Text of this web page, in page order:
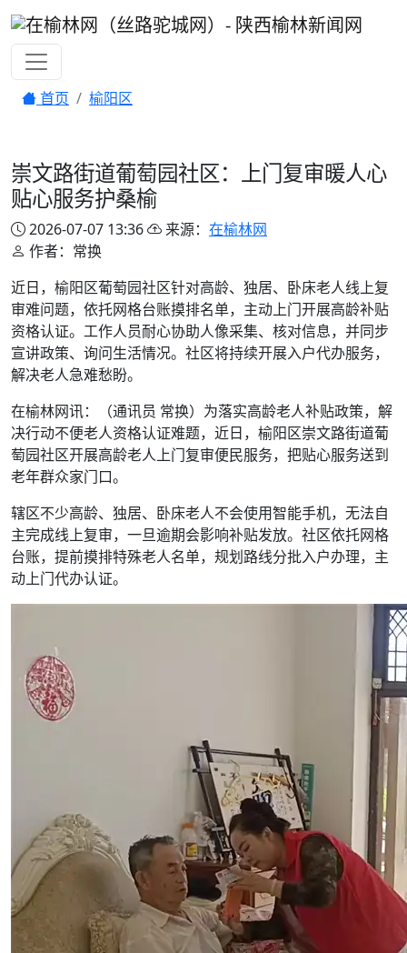
首页 榆阳区
崇文路街道葡萄园社区：上门复审暖人心
贴心服务护桑榆
2026-07-07 13:36 来源： 在榆林网
作者：常换
近日，榆阳区葡萄园社区针对高龄、独居、卧床老人线上复
审难问题，依托网格台账摸排名单，主动上门开展高龄补贴
资格认证。工作人员耐心协助人像采集、核对信息，并同步
宣讲政策、询问生活情况。社区将持续开展入户代办服务，
解决老人急难愁盼。
在榆林网讯：（通讯员 常换）为落实高龄老人补贴政策，解
决行动不便老人资格认证难题，近日，榆阳区崇文路街道葡
萄园社区开展高龄老人上门复审便民服务，把贴心服务送到
老年群众家门口。
辖区不少高龄、独居、卧床老人不会使用智能手机，无法自
主完成线上复审，一旦逾期会影响补贴发放。社区依托网格
台账，提前摸排特殊老人名单，规划路线分批入户办理，主
动上门代办认证。